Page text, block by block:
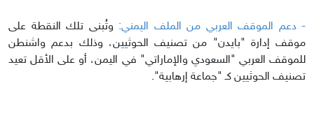
- دعم الموقف العربي من الملف اليمني: وتُبنى تلك النقطة على
موقف إدارة "بايدن" من تصنيف الحوثيين، وذلك بدعم واشنطن
للموقف العربي "السعودي والإماراتي" في اليمن، أو على الأقل تعيد
تصنيف الحوثيين كـ "جماعة إرهابية".